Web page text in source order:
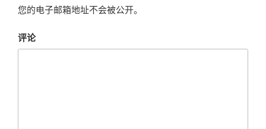
您的电子邮箱地址不会被公开。
评论